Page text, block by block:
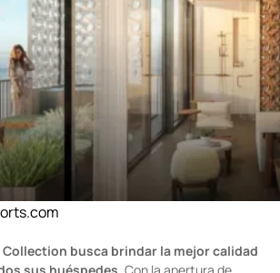
del lujo, comodidad y experiencias
Collection, Riviera Maya